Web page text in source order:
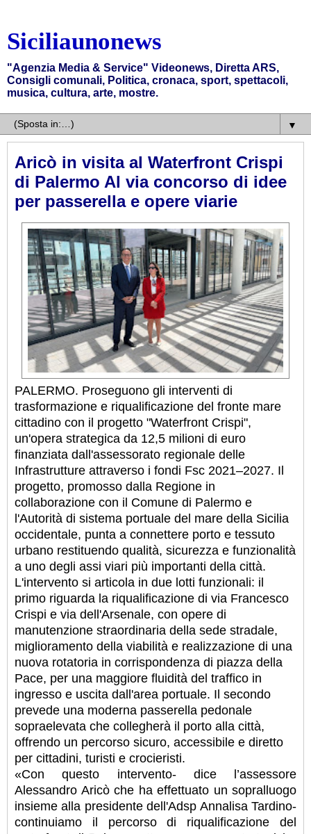
Siciliaunonews
"Agenzia Media & Service" Videonews, Diretta ARS,
Consigli comunali, Politica, cronaca, sport, spettacoli,
musica, cultura, arte, mostre.
▼
Aricò in visita al Waterfront Crispi
di Palermo Al via concorso di idee
per passerella e opere viarie
PALERMO. Proseguono gli interventi di
trasformazione e riqualificazione del fronte mare
cittadino con il progetto "Waterfront Crispi",
un'opera strategica da 12,5 milioni di euro
finanziata dall'assessorato regionale delle
Infrastrutture attraverso i fondi Fsc 2021–2027. Il
progetto, promosso dalla Regione in
collaborazione con il Comune di Palermo e
l'Autorità di sistema portuale del mare della Sicilia
occidentale, punta a connettere porto e tessuto
urbano restituendo qualità, sicurezza e funzionalità
a uno degli assi viari più importanti della città.
L'intervento si articola in due lotti funzionali: il
primo riguarda la riqualificazione di via Francesco
Crispi e via dell'Arsenale, con opere di
manutenzione straordinaria della sede stradale,
miglioramento della viabilità e realizzazione di una
nuova rotatoria in corrispondenza di piazza della
Pace, per una maggiore fluidità del traffico in
ingresso e uscita dall'area portuale. Il secondo
prevede una moderna passerella pedonale
sopraelevata che collegherà il porto alla città,
offrendo un percorso sicuro, accessibile e diretto
per cittadini, turisti e crocieristi.
«Con questo intervento- dice l’assessore
Alessandro Aricò che ha effettuato un sopralluogo
insieme alla presidente dell'Adsp Annalisa Tardino-
continuiamo il percorso di riqualificazione del